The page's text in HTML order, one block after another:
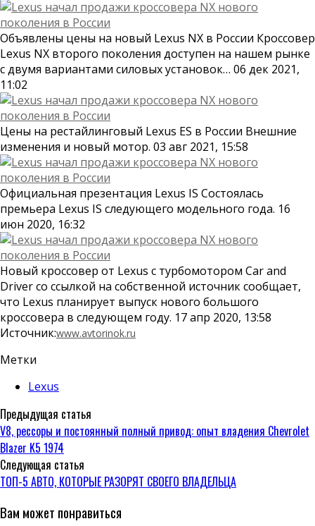
Объявлены цены на новый Lexus NX в России Кроссовер
Lexus NX второго поколения доступен на нашем рынке
с двумя вариантами силовых установок… 06 дек 2021,
11:02
Цены на рестайлинговый Lexus ES в России Внешние
изменения и новый мотор. 03 авг 2021, 15:58
Официальная презентация Lexus IS Состоялась
премьера Lexus IS следующего модельного года. 16
июн 2020, 16:32
Новый кроссовер от Lexus с турбомотором Car and
Driver со ссылкой на собственной источник сообщает,
что Lexus планирует выпуск нового большого
кроссовера в следующем году. 17 апр 2020, 13:58
Источник:www.avtorinok.ru
Метки
Lexus
Предыдущая статья
V8, рессоры и постоянный полный привод: опыт владения Chevrolet
Blazer K5 1974
Следующая статья
ТОП-5 АВТО, КОТОРЫЕ РАЗОРЯТ СВОЕГО ВЛАДЕЛЬЦА
Вам может понравиться